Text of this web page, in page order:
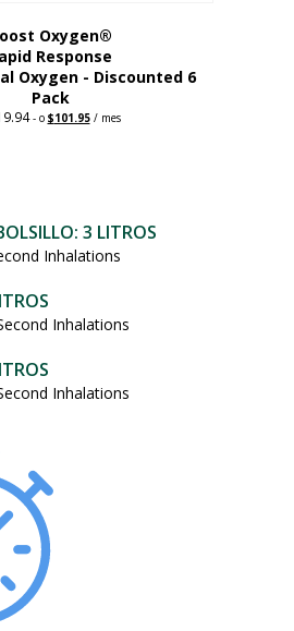
Oxygen®
Response
Oxygen - Discounted 6
Pack
-o Precio
$101.95El/ mes
3 LITROS
Inhalations
Inhalations
Inhalations